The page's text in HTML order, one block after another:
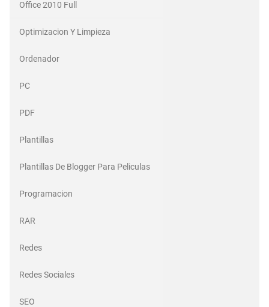
Office 2010 Full
Optimizacion Y Limpieza
Ordenador
PC
PDF
Plantillas
Plantillas De Blogger Para Peliculas
Programacion
RAR
Redes
Redes Sociales
SEO